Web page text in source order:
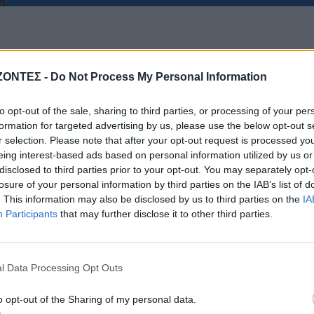
- Do Not Process My Personal Information
opt-out of the sale, sharing to third parties, or processing of your
for targeted advertising by us, please use the below opt-out
selection. Please note that after your opt-out request is processed
interest-based ads based on personal information utilized by us
to third parties prior to your opt-out. You may separately
of your personal information by third parties on the IAB’s list of
This information may also be disclosed by us to third parties on the
Participants that may further disclose it to other third parties.
Data Processing Opt Outs
opt-out of the Sharing of my personal data.
ΕΝΔΙΑΦΕΡΟΝΤΑ
της Πέμπτης 6
Αυγούστου
6 Αυγούστου 2026
ΕΝΔΙΑΦΕΡΟΝΤΑ
Ποιοι γιορτάζουν
Αυγούστου
6 Αυγούστου 2026